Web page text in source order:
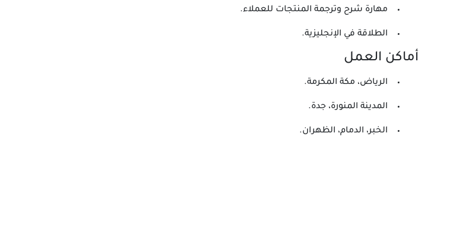
مهارة شرح وترجمة المنتجات للعملاء.
الطلاقة في الإنجليزية.
أماكن العمل
الرياض، مكة المكرمة.
المدينة المنورة، جدة.
الخبر، الدمام، الظهران.